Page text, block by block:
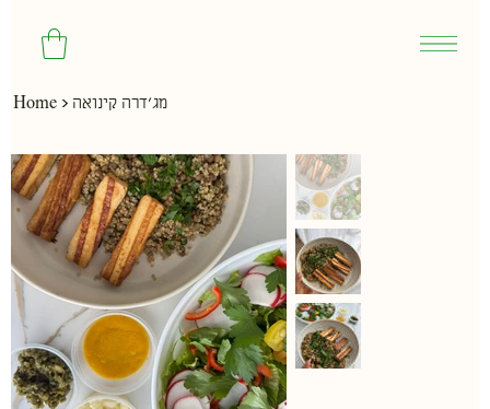
Home > מג'דרה קינואה